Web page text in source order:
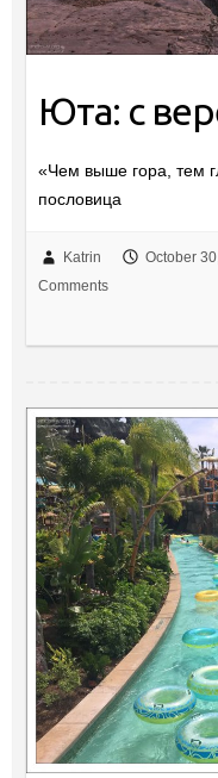
Юта: с
«Чем выше гора, тем
пословица
Katrin October
Comments